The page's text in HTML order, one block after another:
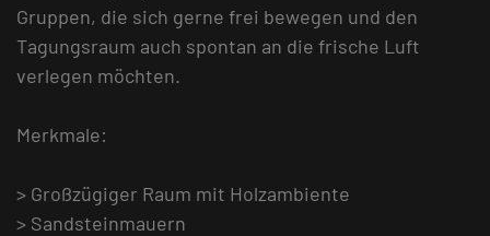
Gruppen, die sich gerne frei bewegen und den
Tagungsraum auch spontan an die frische Luft
verlegen möchten.
Merkmale:
> Großzügiger Raum mit Holzambiente
> Sandsteinmauern